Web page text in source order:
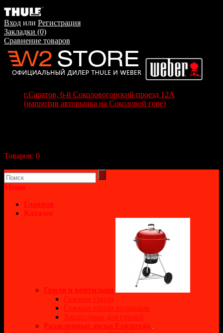
Вход или Регистрация
Закладки (0)
Сравнение товаров
г.Саратов, 6-й Соколовогорский проезд 12А
(напротив авторынка на Соколовой горе)
Товаров: 0
Меню
Главная
Каталог
Грили и коптильни
Газовые грили
Газовые грили встраивае
Аксессуары для грилей
Разделочные доски Epicurean